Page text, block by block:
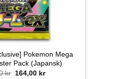
Pokemon Mega
Pack (Japansk)
kr Opprinnelig
164,00 krNåværende